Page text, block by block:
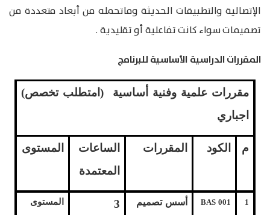
الإتصالية والتطبيقات الحديثة وماتحمله من أبعاد متعددة من
تصميمات سواء كانت تفاعلية أو تقليدية .
المقررات الدراسية الأساسية للبرنامج
مقررات علمية وفنية أساسية (امتطلب تخصص)
اجباري
م الكود المقررات
الساعات
المعتمدة
المستوى
1
BAS 001 أسس تصميم 3
المستوى